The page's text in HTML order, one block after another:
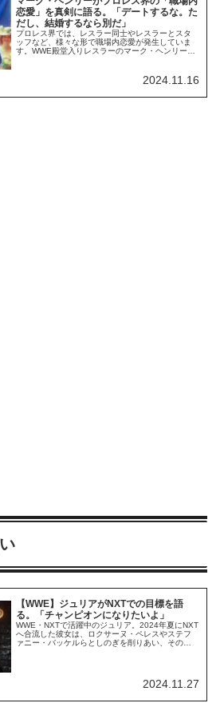
恋愛」を真剣に語る。「デートするな。た
だし、結婚するなら別だ」
プロレス界では、レスラー同士やレスラーとスタ
ッフなど、様々な形で職場内恋愛が発生していま
す。WWE殿堂入りレスラーのマーク・ヘンリー
ました。彼には、プロレス界における職場内恋愛
に対する確固たる考えがあります。最新のインタ
2024.11.16
【WWE】ジュリアがNXTでの目標を語
る。「チャンピオンになりたいよ」
WWE・NXTで活躍中のジュリア。2024年夏にNXT
へ合流した彼女は、ロクサーヌ・ペレスやステフ
ァニー・バッケルらとしのぎを削りあい、その実
の目標について次のように語りました。NXTで
2024.11.27